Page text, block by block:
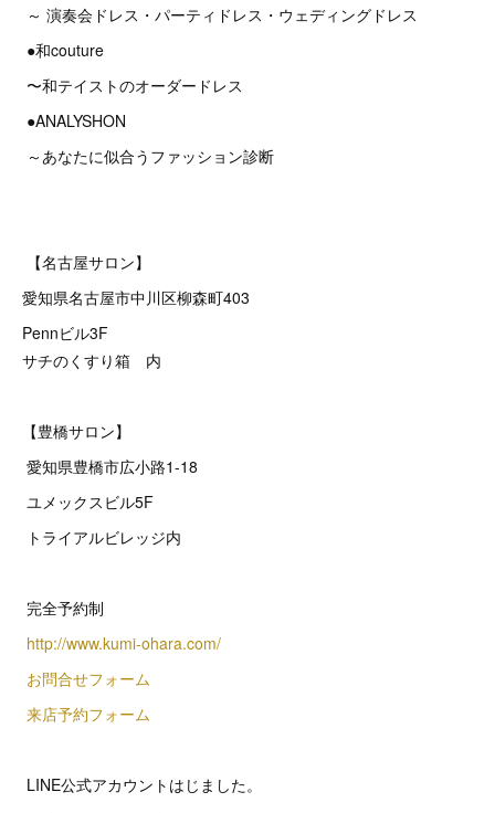
～ 演奏会ドレス・パーティドレス・ウェディングドレス
●和couture
〜和テイストのオーダードレス
●ANALYSHON
～あなたに似合うファッション診断
【名古屋サロン】
愛知県名古屋市中川区柳森町403
Pennビル3F
サチのくすり箱 内
【豊橋サロン】
愛知県豊橋市広小路1-18
ユメックスビル5F
トライアルビレッジ内
完全予約制
http://www.kumi-ohara.com/
お問合せフォーム
来店予約フォーム
LINE公式アカウントはじました。